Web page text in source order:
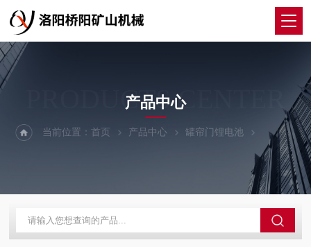
PRODUCTS CENTER
产品中心
当前位置：首页 产品中心 罐帘门锂电池 锂电池